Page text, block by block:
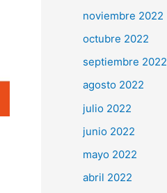
noviembre 2022
octubre 2022
septiembre 2022
agosto 2022
julio 2022
junio 2022
mayo 2022
abril 2022